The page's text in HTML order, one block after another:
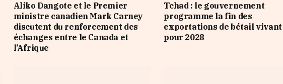
Aliko Dangote et le Premier
ministre canadien Mark Carney
discutent du renforcement des
échanges entre le Canada et
l’Afrique
Tchad : le gouvernement
programme la fin des
exportations de bétail vivant
pour 2028